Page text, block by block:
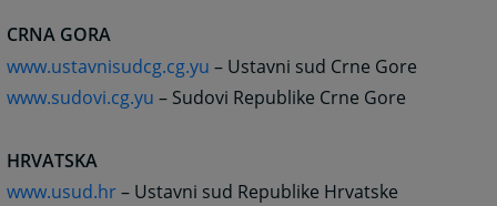
CRNA GORA
www.ustavnisudcg.cg.yu – Ustavni sud Crne Gore
www.sudovi.cg.yu – Sudovi Republike Crne Gore
HRVATSKA
www.usud.hr– Ustavni sud Republike Hrvatske